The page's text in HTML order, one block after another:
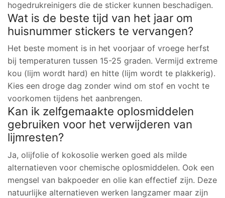
hogedrukreinigers die de sticker kunnen beschadigen.
Wat is de beste tijd van het jaar om
huisnummer stickers te vervangen?
Het beste moment is in het voorjaar of vroege herfst
bij temperaturen tussen 15-25 graden. Vermijd extreme
kou (lijm wordt hard) en hitte (lijm wordt te plakkerig).
Kies een droge dag zonder wind om stof en vocht te
voorkomen tijdens het aanbrengen.
Kan ik zelfgemaakte oplosmiddelen
gebruiken voor het verwijderen van
lijmresten?
Ja, olijfolie of kokosolie werken goed als milde
alternatieven voor chemische oplosmiddelen. Ook een
mengsel van bakpoeder en olie kan effectief zijn. Deze
natuurlijke alternatieven werken langzamer maar zijn